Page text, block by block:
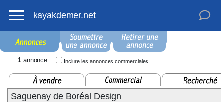
kayakdemer.net
1 annonce Inclure les annonces commerciales
Saguenay de Boréal Design